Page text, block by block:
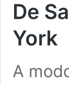
De
York
A